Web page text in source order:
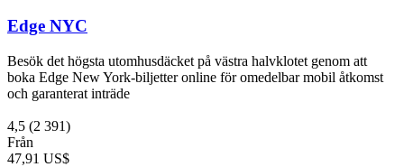
Edge NYC
Besök det högsta utomhusdäcket på västra halvklotet genom att
boka Edge New York-biljetter online för omedelbar mobil åtkomst
och garanterat inträde
4,5 (2 391)
Från
47,91 US$